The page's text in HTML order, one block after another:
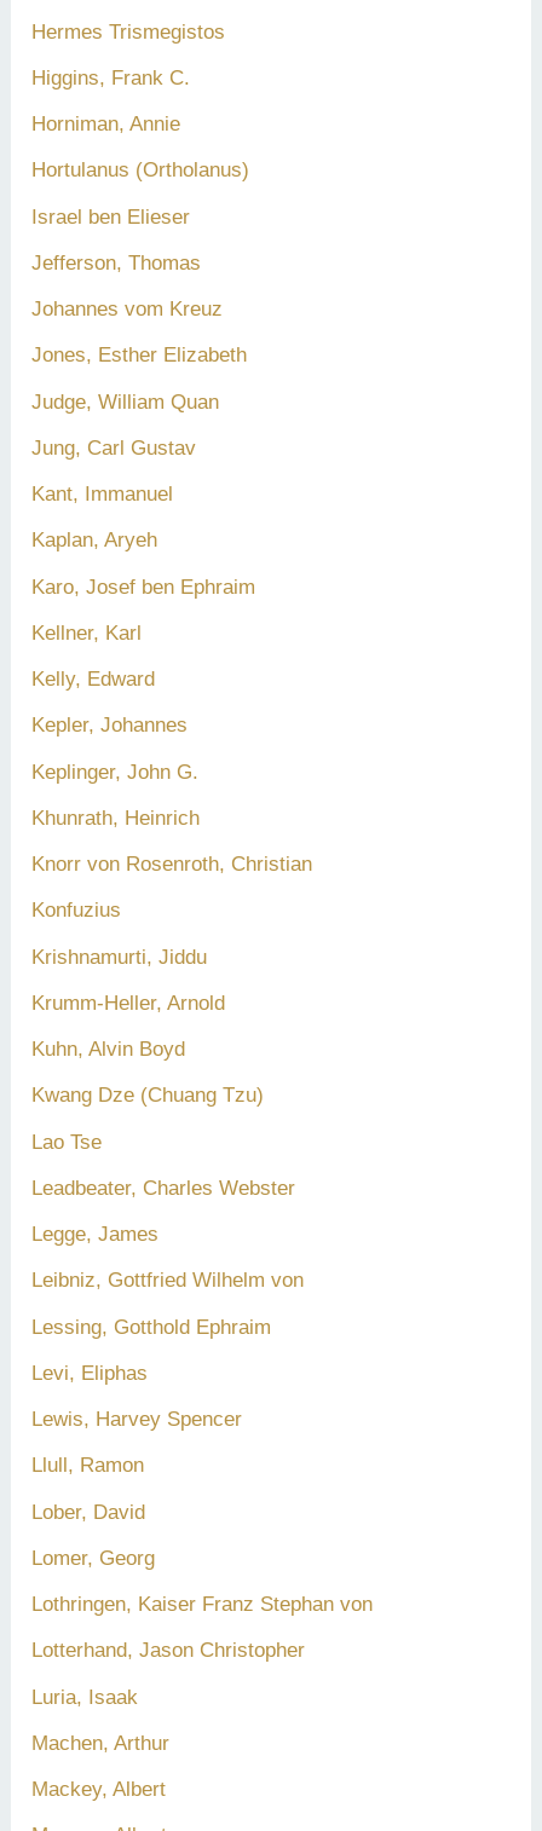
Hermes Trismegistos
Higgins, Frank C.
Horniman, Annie
Hortulanus (Ortholanus)
Israel ben Elieser
Jefferson, Thomas
Johannes vom Kreuz
Jones, Esther Elizabeth
Judge, William Quan
Jung, Carl Gustav
Kant, Immanuel
Kaplan, Aryeh
Karo, Josef ben Ephraim
Kellner, Karl
Kelly, Edward
Kepler, Johannes
Keplinger, John G.
Khunrath, Heinrich
Knorr von Rosenroth, Christian
Konfuzius
Krishnamurti, Jiddu
Krumm-Heller, Arnold
Kuhn, Alvin Boyd
Kwang Dze (Chuang Tzu)
Lao Tse
Leadbeater, Charles Webster
Legge, James
Leibniz, Gottfried Wilhelm von
Lessing, Gotthold Ephraim
Levi, Eliphas
Lewis, Harvey Spencer
Llull, Ramon
Lober, David
Lomer, Georg
Lothringen, Kaiser Franz Stephan von
Lotterhand, Jason Christopher
Luria, Isaak
Machen, Arthur
Mackey, Albert